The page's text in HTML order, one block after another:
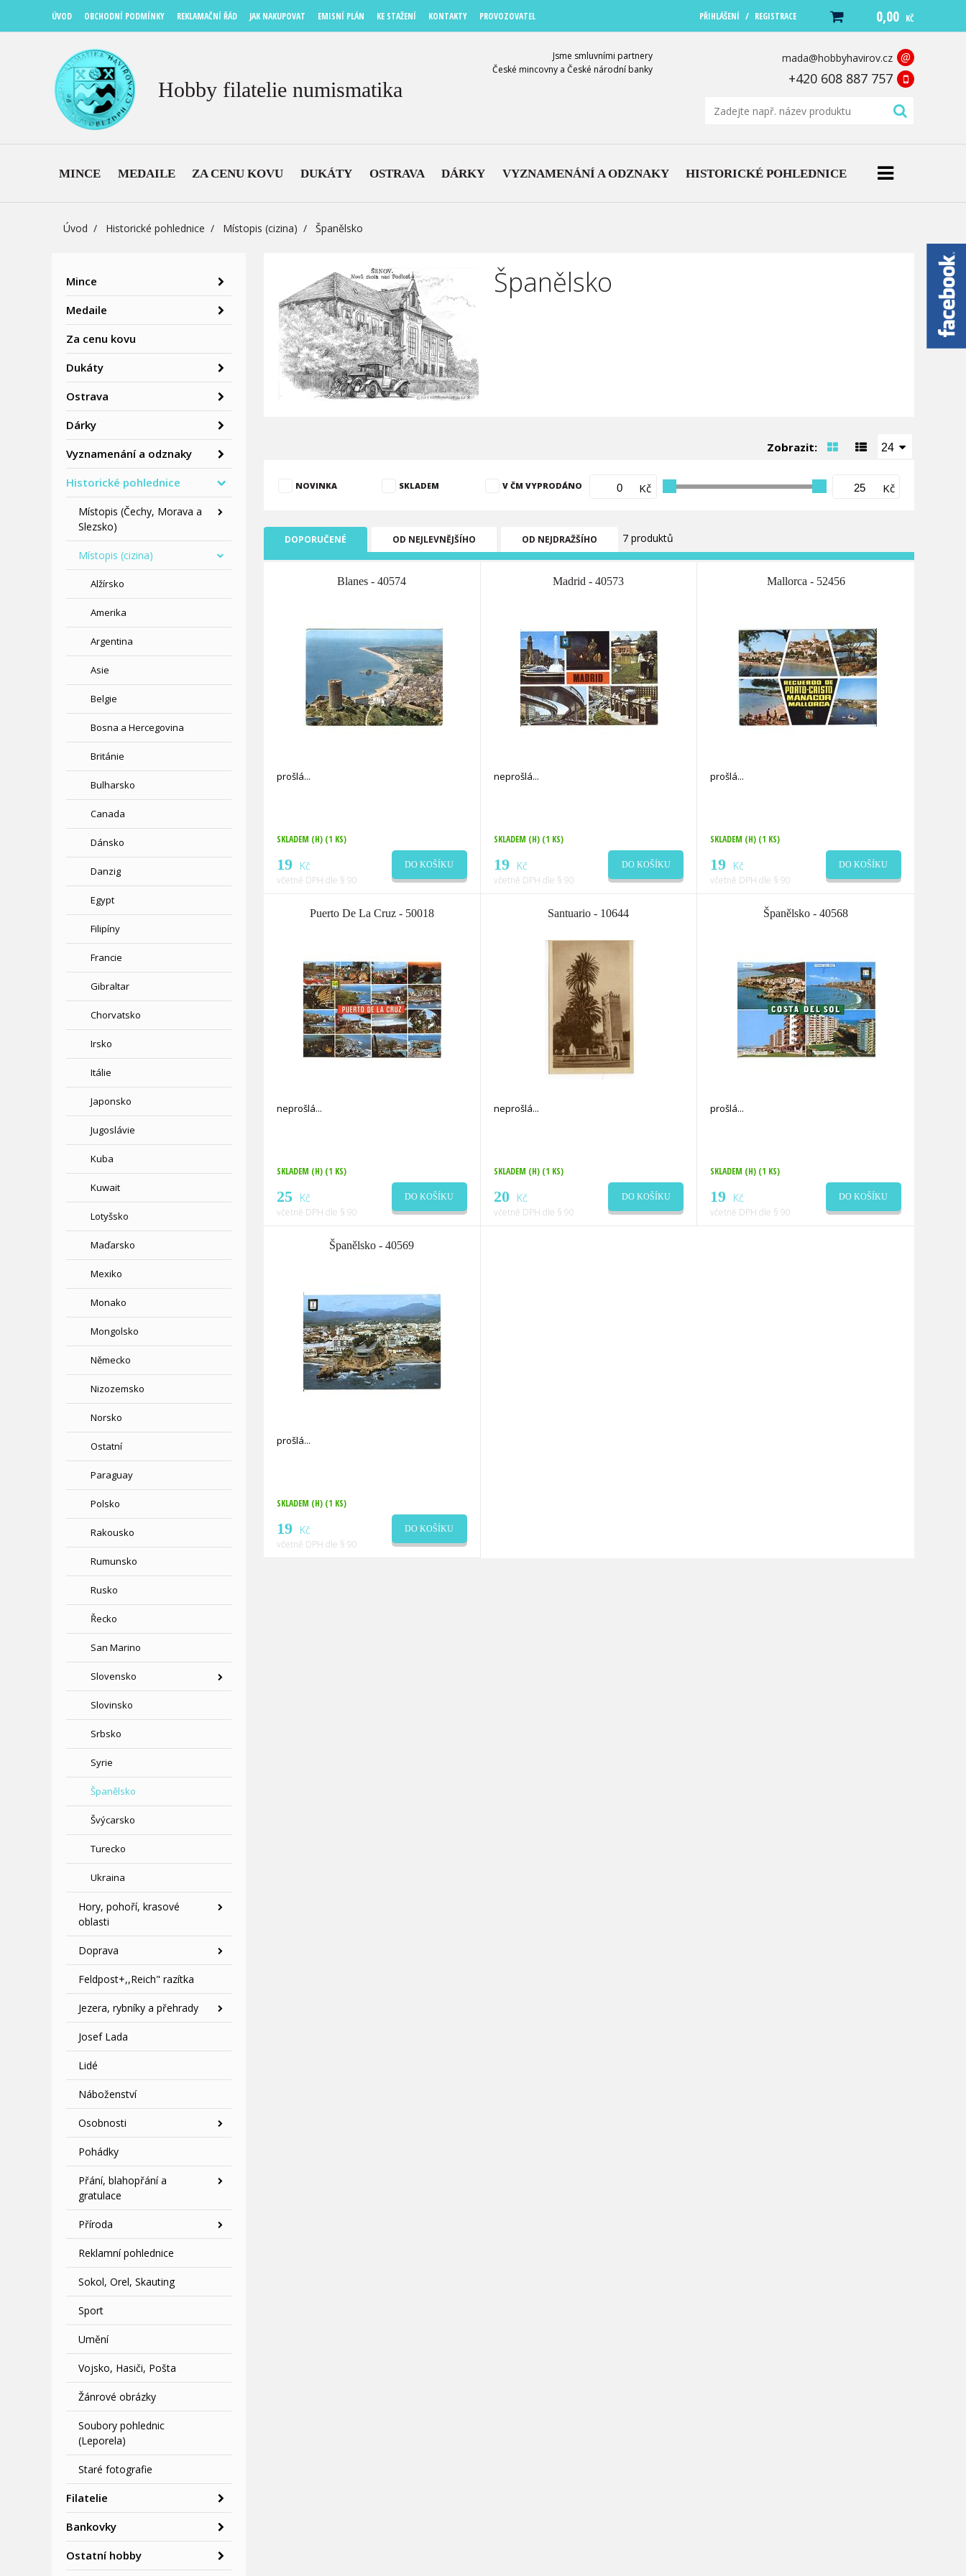
ÚVOD OBCHODNÍ PODMÍNKY REKLAMAČNÍ ŘÁD JAK NAKUPOVAT EMISNÍ PLÁN KE STAŽENÍ KONTAKTY PROVOZOVATEL PŘIHLÁŠENÍ / REGISTRACE 0,00 KČ
Hobby filatelie numismatika
Jsme smluvními partnery
České mincovny a České národní banky
mada@hobbyhavirov.cz @
+420 608 887 757
MINCE MEDAILE ZA CENU KOVU DUKÁTY OSTRAVA DÁRKY VYZNAMENÁNÍ A ODZNAKY HISTORICKÉ POHLEDNICE
Úvod Historické pohlednice Místopis (cizina) Španělsko
Mince
Medaile
Za cenu kovu
Dukáty
Ostrava
Dárky
Vyznamenání a odznaky
Historické pohlednice
Místopis (Čechy, Morava a
Slezsko)
Místopis (cizina)
Alžírsko
Amerika
Argentina
Asie
Belgie
Bosna a Hercegovina
Británie
Bulharsko
Canada
Dánsko
Danzig
Egypt
Filipíny
Francie
Gibraltar
Chorvatsko
Irsko
Itálie
Japonsko
Jugoslávie
Kuba
Kuwait
Lotyšsko
Maďarsko
Mexiko
Monako
Mongolsko
Německo
Nizozemsko
Norsko
Ostatní
Paraguay
Polsko
Rakousko
Rumunsko
Rusko
Řecko
San Marino
Slovensko
Slovinsko
Srbsko
Syrie
Španělsko
Švýcarsko
Turecko
Ukraina
Hory, pohoří, krasové
oblasti
Doprava
Feldpost+,,Reich" razítka
Jezera, rybníky a přehrady
Josef Lada
Lidé
Náboženství
Osobnosti
Pohádky
Přání, blahopřání a
gratulace
Příroda
Reklamní pohlednice
Sokol, Orel, Skauting
Sport
Umění
Vojsko, Hasiči, Pošta
Žánrové obrázky
Soubory pohlednic
(Leporela)
Staré fotografie
Filatelie
Bankovky
Ostatní hobby
Španělsko
Zobrazit: 24
NOVINKA SKLADEM V ČM VYPRODÁNO Kč Kč
DOPORUČENÉ OD NEJLEVNĚJŠÍHO OD NEJDRAŽŠÍHO 7 produktů
Blanes - 40574
prošlá
SKLADEM (H) (1 KS)
19 Kč
včetně DPH dle § 90
DO KOŠÍKU
Madrid - 40573
neprošlá
SKLADEM (H) (1 KS)
19 Kč
včetně DPH dle § 90
DO KOŠÍKU
Mallorca - 52456
prošlá
SKLADEM (H) (1 KS)
19 Kč
včetně DPH dle § 90
DO KOŠÍKU
Puerto De La Cruz - 50018
neprošlá
SKLADEM (H) (1 KS)
25 Kč
včetně DPH dle § 90
DO KOŠÍKU
Santuario - 10644
neprošlá
SKLADEM (H) (1 KS)
20 Kč
včetně DPH dle § 90
DO KOŠÍKU
Španělsko - 40568
prošlá
SKLADEM (H) (1 KS)
19 Kč
včetně DPH dle § 90
DO KOŠÍKU
Španělsko - 40569
prošlá
SKLADEM (H) (1 KS)
19 Kč
včetně DPH dle § 90
DO KOŠÍKU